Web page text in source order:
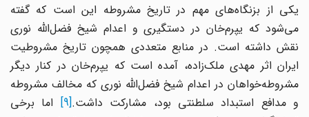
یکی از بزنگاه‌های مهم در تاریخ مشروطه این است که گفته
می‌شود که یپرم‌خان در دستگیری و اعدام شیخ فضل‌الله نوری
نقش داشته است. در منابع متعددی همچون تاریخ مشروطیت
ایران اثر مهدی ملک‌زاده، آمده است که یپرم‌خان در کنار دیگر
مشروطه‌خواهان در اعدام شیخ فضل‌الله نوری که مخالف مشروطه
و مدافع استبداد سلطنتی بود، مشارکت داشت.[9] اما برخی